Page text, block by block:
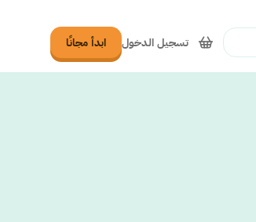
تسجيل الدخول ابدأ مجانًا